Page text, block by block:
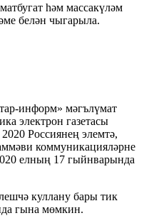
һәм массакүләм
белән чыгарыла.
информ» мәгълүмат
электрон газетасы
Россиянең элемтә,
коммуникацияләрне
елның 17 гыйнварында
куллану бары тик
гына мөмкин.